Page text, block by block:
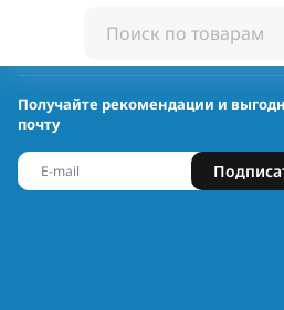
Получайте рекомендации и
почту